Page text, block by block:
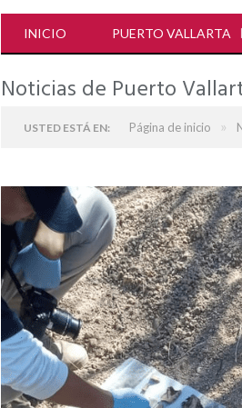
INICIO PUERTO VALLARTA
Noticias de Puerto
USTED ESTÁ EN: Página de inicio »